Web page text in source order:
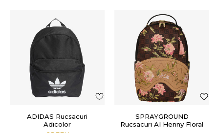
ADIDAS Rucsacuri
Adicolor
SPRAYGROUND
Rucsacuri AI Henny Floral